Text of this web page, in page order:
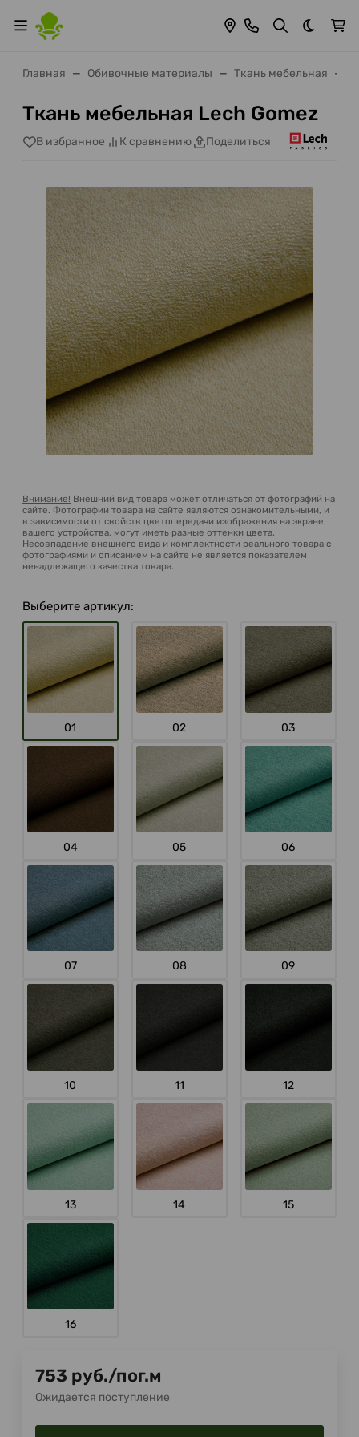
Темная
Главная Обивочные материалы Ткань мебельная
Ткань мебельная Lech Gomez
В избранное К сравнению Поделиться
Внимание! Внешний вид товара может отличаться от фотографий на
сайте. Фотографии товара на сайте являются ознакомительными, и
в зависимости от свойств цветопередачи изображения на экране
вашего устройства, могут иметь разные оттенки цвета.
Несовпадение внешнего вида и комплектности реального товара с
фотографиями и описанием на сайте не является показателем
ненадлежащего качества товара.
Выберите артикул:
01 02 03
04 05 06
07 08 09
10 11 12
13 14 15
16
753 руб./пог.м
Ожидается поступление